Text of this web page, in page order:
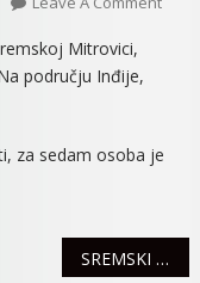
Mitrovici,
području Inđije,
za sedam osoba je
SREMSKI KULEN I SIR NA BELOM DVORU